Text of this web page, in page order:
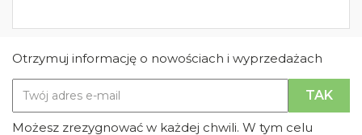
Otrzymuj informację o nowościach i wyprzedażach
Możesz zrezygnować w każdej chwili. W tym celu